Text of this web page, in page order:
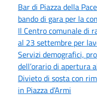
Bar di Piazza della
bando di gara per la
Il Centro comunale di
al 23 settembre per
Servizi demografici,
dell’orario di apertura
Divieto di sosta con
in Piazza d’Armi